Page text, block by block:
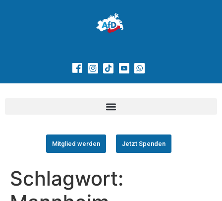
Mitglied werden Jetzt Spenden
Schlagwort: